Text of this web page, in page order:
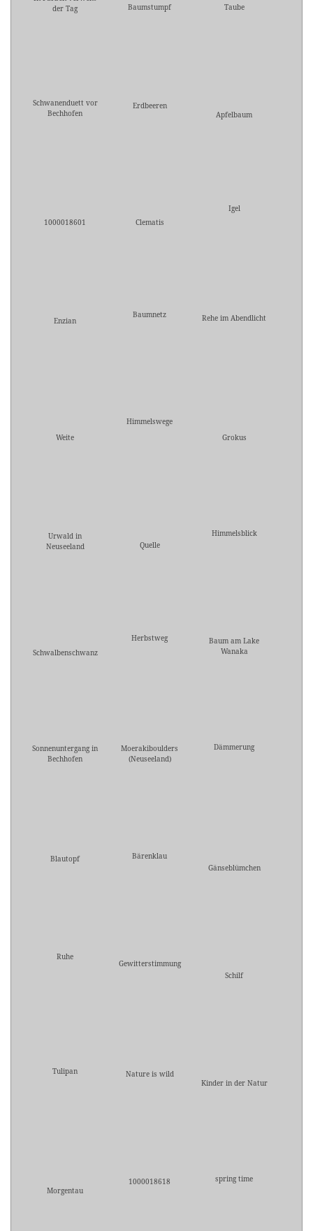
der Tag
Baumstumpf Taube
Schwanenduett vor
Bechhofen
Erdbeeren
Apfelbaum
1000018601 Clematis
Igel
Enzian
Baumnetz Rehe im Abendlicht
Weite
Himmelswege
Grokus
Urwald in
Neuseeland
Quelle
Himmelsblick
Schwalbenschwanz
Herbstweg
Baum am Lake
Wanaka
Sonnenuntergang in
Bechhofen
Moerakiboulders
(Neuseeland)
Dämmerung
Blautopf
Bärenklau
Gänseblümchen
Ruhe
Gewitterstimmung
Schilf
Tulipan
Nature is wild
Kinder in der Natur
Morgentau
1000018618 spring time